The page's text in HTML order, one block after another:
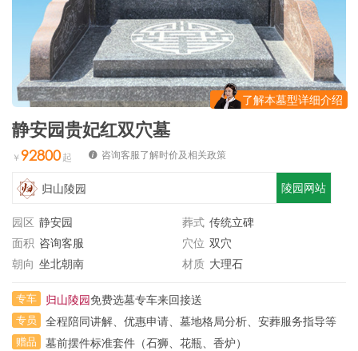
了解本墓型详细介绍
静安园贵妃红双穴墓
92800 咨询客服了解时价及相关政策
归山陵园 陵园网站
园区 静安园 葬式 传统立碑
面积 咨询客服 穴位 双穴
朝向 坐北朝南 材质 大理石
专车 归山陵园免费选墓专车来回接送
专员 全程陪同讲解、优惠申请、墓地格局分析、安葬服务指导等
赠品 墓前摆件标准套件（石狮、花瓶、香炉）